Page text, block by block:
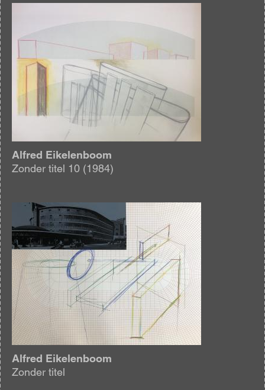
Alfred Eikelenboom
Zonder titel 10 (1984)
Afbeelding
Alfred Eikelenboom
Zonder titel